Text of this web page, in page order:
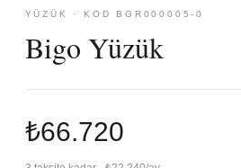
YÜZÜK · KOD BGR000005-0
Bigo Yüzük
₺66.720